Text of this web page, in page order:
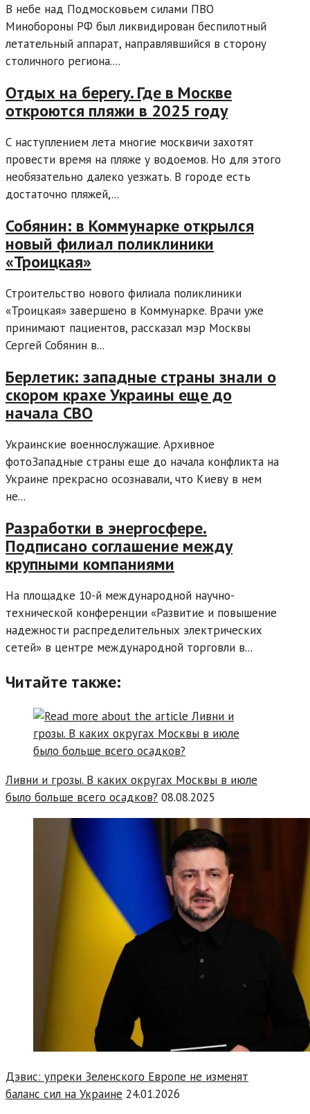
В небе над Подмосковьем силами ПВО
Минобороны РФ был ликвидирован беспилотный
летательный аппарат, направлявшийся в сторону
столичного региона....
Отдых на берегу. Где в Москве
откроются пляжи в 2025 году
С наступлением лета многие москвичи захотят
провести время на пляже у водоемов. Но для этого
необязательно далеко уезжать. В городе есть
достаточно пляжей,...
Собянин: в Коммунарке открылся
новый филиал поликлиники
«Троицкая»
Строительство нового филиала поликлиники
«Троицкая» завершено в Коммунарке. Врачи уже
принимают пациентов, рассказал мэр Москвы
Сергей Собянин в...
Берлетик: западные страны знали о
скором крахе Украины еще до
начала СВО
Украинские военнослужащие. Архивное
фотоЗападные страны еще до начала конфликта на
Украине прекрасно осознавали, что Киeву в нем
не...
Разработки в энергосфере.
Подписано соглашение между
крупными компаниями
На площадке 10-й международной научно-
технической конференции «Развитие и повышение
надежности распределительных электрических
сетей» в центре международной торговли в...
Читайте также:
Ливни и грозы. В каких округах Москвы в июле
было больше всего осадков? 08.08.2025
Дэвис: упреки Зеленского Европе не изменят
баланс сил на Украине 24.01.2026